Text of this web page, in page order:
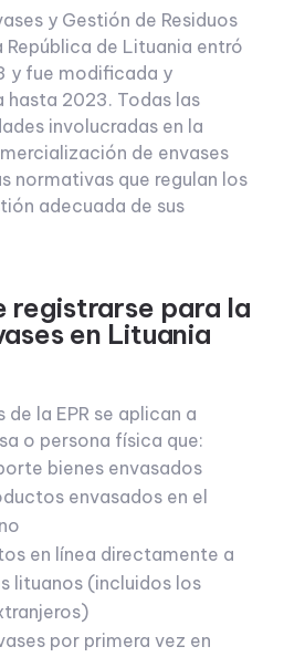
y Gestión de Residuos
República de Lituania entró
y fue modificada y
2023. Todas las
involucradas en la
de envases
normativas que regulan los
adecuada de sus
registrarse para la
en Lituania
la EPR se aplican a
o persona física que:
bienes envasados
envasados en el
en línea directamente a
lituanos (incluidos los
por primera vez en